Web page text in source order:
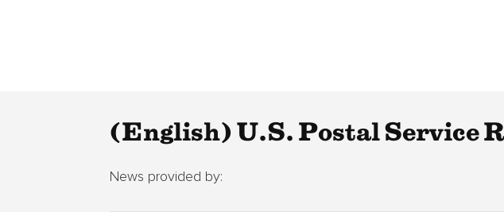
(English) U.S. Postal Service
News provided by: